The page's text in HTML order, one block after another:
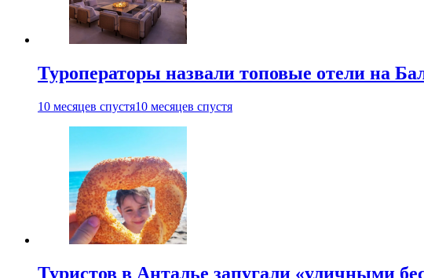
Туроператоры назвали топовые отели на
10 месяцев спустя10 месяцев спустя
Туристов в Анталье запугали «уличными